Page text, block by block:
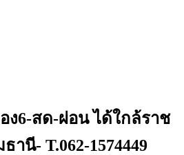
ง6-สด-ผ่อน ได้ใกล้ราช
นี- T.062-1574449